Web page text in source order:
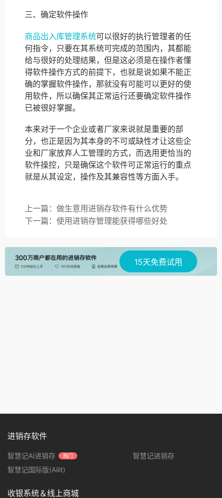
三、确定软件操作
商品出入库管理系统可以很好的执行管理者的任
何指令，只要在其系统可完成的范围内，其都能
给与很好的处理结果，但是这必须是在操作者懂
得软件操作方式的前提下，也就是说如果不能正
确的掌握软件操作，那就没有可能可以更好的使
用软件，所以确保其正常运行还要确定软件操作
已被很好掌握。
本来对于一个企业或者厂家来说就是重要的部
分，也正是因为其本身的不可或缺性才让这些企
业和厂家放弃人工管理的方式，而选用更恰当的
软件操控，只是确保这个软件可正常运行的重点
就是从其设定，操作及其兼容性等方面入手。
上一篇：做生意用进销存软件有什么优势
下一篇：使用进销存管理能获得哪些好处
15天免费试用
进销存软件
智慧记AI进销存 热门
智慧记进销存
智慧记国际版(Ailit)
收银系统＆线上商城